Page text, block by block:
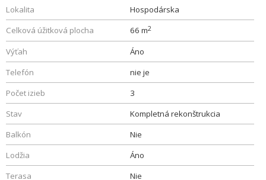
Lokalita
Hospodárska
Celková úžitková plocha
66 m2
Výťah
Áno
Telefón
nie je
Počet izieb
3
Stav
Kompletná rekonštrukcia
Balkón
Nie
Lodžia
Áno
Terasa
Nie